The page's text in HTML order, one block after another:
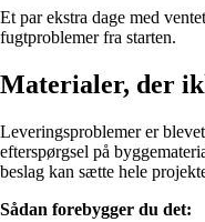
Et par ekstra dage med
fugtproblemer fra starten.
Materialer, der
Leveringsproblemer er
efterspørgsel på
beslag kan sætte hele
Sådan forebygger du det: